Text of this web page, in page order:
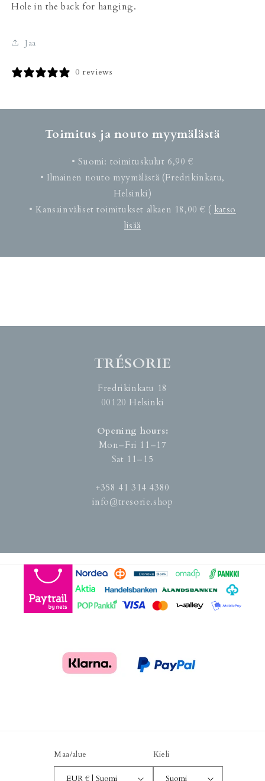
Hole in the back for hanging.
Jaa
0 reviews
Toimitus ja nouto myymälästä
• Suomi: toimituskulut 6,90 €
• Ilmainen nouto myymälästä (Fredrikinkatu,
Helsinki)
• Kansainväliset toimitukset alkaen 18,00 € ( katso
lisää
TRÉSORIE
Fredrikinkatu 18
00120 Helsinki
Opening hours:
Mon–Fri 11–17
Sat 11–15
+358 41 314 4380
info@tresorie.shop
Maa/alue
EUR € | Suomi
Kieli
Suomi